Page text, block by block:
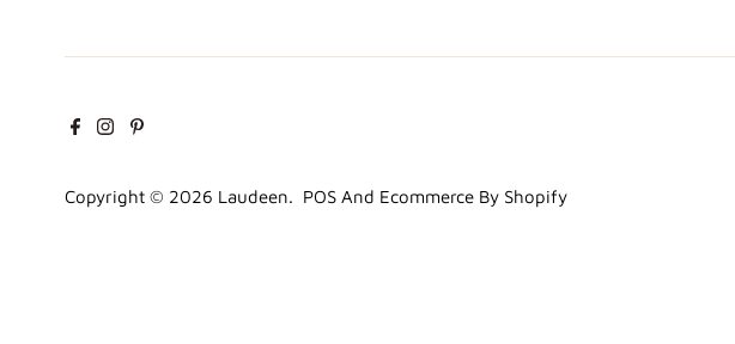
Copyright © 2026 Laudeen. POS And Ecommerce By Shopify